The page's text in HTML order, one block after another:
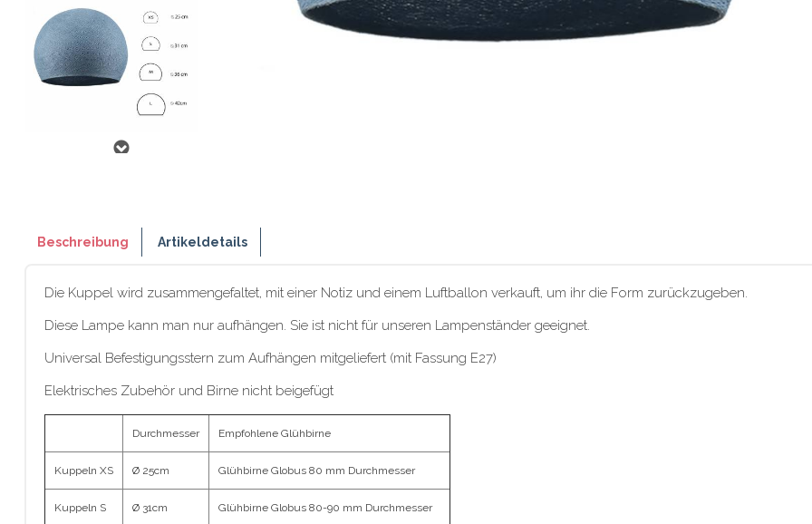
Beschreibung Artikeldetails
Die Kuppel wird zusammengefaltet, mit einer Notiz und einem Luftballon verkauft, um ihr die Form zurückzugeben.
Diese Lampe kann man nur aufhängen. Sie ist nicht für unseren Lampenständer geeignet.
Universal Befestigungsstern zum Aufhängen mitgeliefert (mit Fassung E27)
Elektrisches Zubehör und Birne nicht beigefügt
Durchmesser Empfohlene Glühbirne
Kuppeln XS Ø 25cm Glühbirne Globus 80 mm Durchmesser
Kuppeln S Ø 31cm Glühbirne Globus 80-90 mm Durchmesser